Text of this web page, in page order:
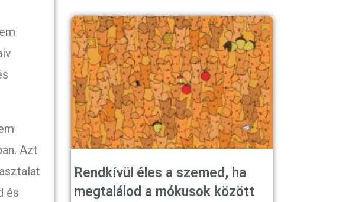
Azt
és
Rendkívül éles a szemed, ha
megtalálod a mókusok között